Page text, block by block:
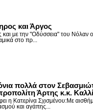
και Άργος
και με την "Οδύσσεια" του Νόλαν
στο πρ...
πολλά στον
Άρτης κ.κ.
η Κατερίνα Σχισμένου:Με
και αγάπης...